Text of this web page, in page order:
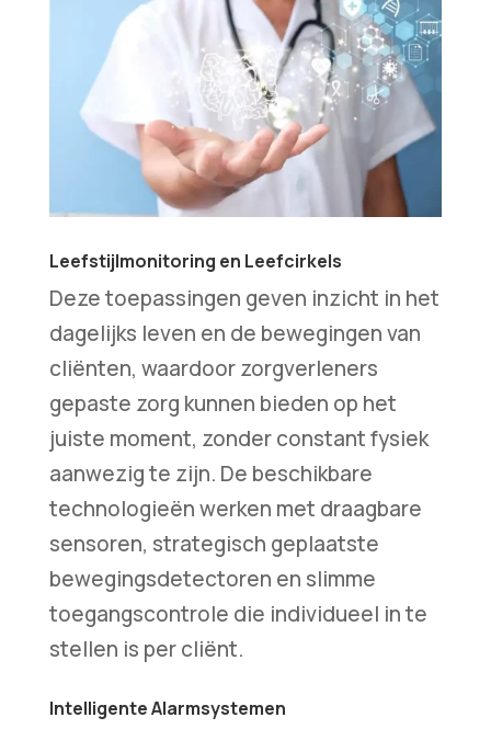
Leefstijlmonitoring en Leefcirkels
Deze toepassingen geven inzicht in het
dagelijks leven en de bewegingen van
cliënten, waardoor zorgverleners
gepaste zorg kunnen bieden op het
juiste moment, zonder constant fysiek
aanwezig te zijn. De beschikbare
technologieën werken met draagbare
sensoren, strategisch geplaatste
bewegingsdetectoren en slimme
toegangscontrole die individueel in te
stellen is per cliënt.
Intelligente Alarmsystemen